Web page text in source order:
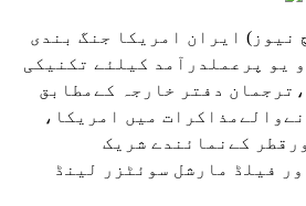
نیوز) ایران امریکا جنگ بندی
یو پرعملدرآمد کیلئے تکنیکی
دفتر خارجہ کےمطابق
میں امریکا،
کےنمائندے شریک
فیلڈ مارشل سوئٹزر لینڈ